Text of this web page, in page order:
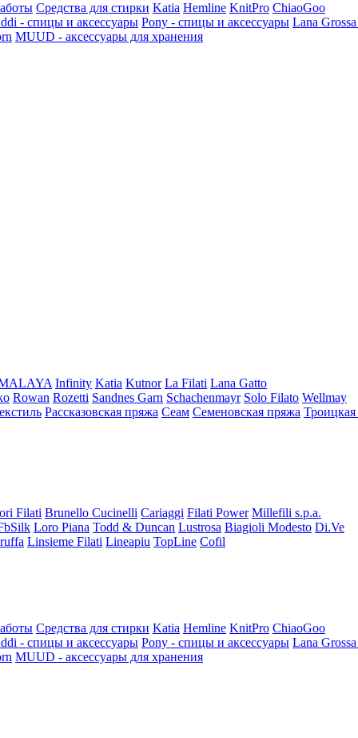
Средства для стирки Katia Hemline KnitPro ChiaoGoo
- спицы и аксессуары Pony - спицы и аксессуары Lana
MUUD - аксессуары для хранения
Infinity Katia Kutnor La Filati Lana Gatto
Rowan Rozetti Sandnes Garn Schachenmayr Solo Filato Wellmay
Рассказовская пряжа Сеам Семеновская пряжа
Filati Brunello Cucinelli Cariaggi Filati Power Millefili s.p.a.
Loro Piana Todd & Duncan Lustrosa Biagioli Modesto Di.Ve
Linsieme Filati Lineapiu TopLine Cofil
Средства для стирки Katia Hemline KnitPro ChiaoGoo
- спицы и аксессуары Pony - спицы и аксессуары Lana
MUUD - аксессуары для хранения